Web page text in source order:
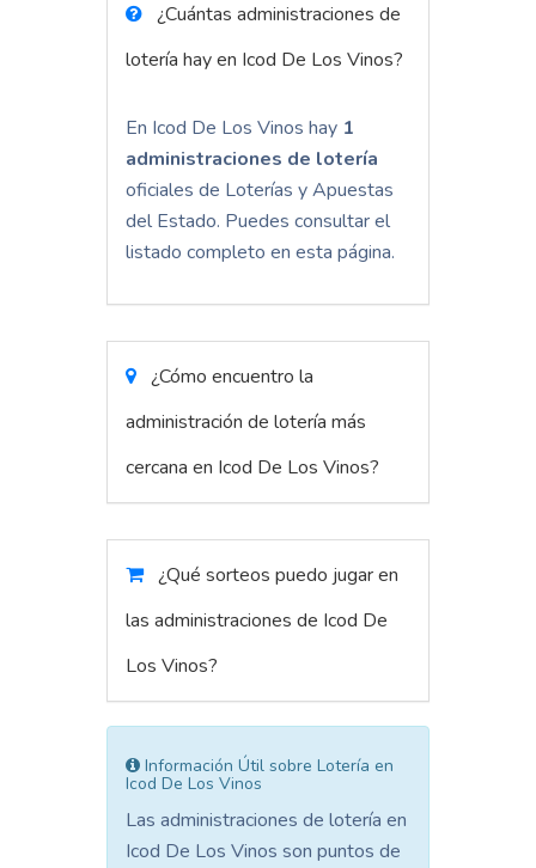
¿Cuántas administraciones de
lotería hay en Icod De Los Vinos?
En Icod De Los Vinos hay 1
administraciones de lotería
oficiales de Loterías y Apuestas
del Estado. Puedes consultar el
listado completo en esta página.
¿Cómo encuentro la
administración de lotería más
cercana en Icod De Los Vinos?
¿Qué sorteos puedo jugar en
las administraciones de Icod De
Los Vinos?
Información Útil sobre Lotería en
Icod De Los Vinos
Las administraciones de lotería en
Icod De Los Vinos son puntos de